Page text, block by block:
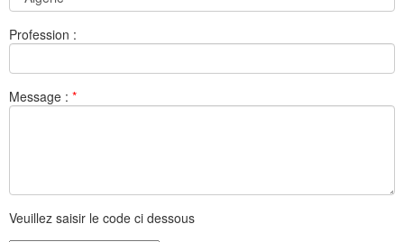
Profession :
Message : *
Veuillez saisir le code ci dessous